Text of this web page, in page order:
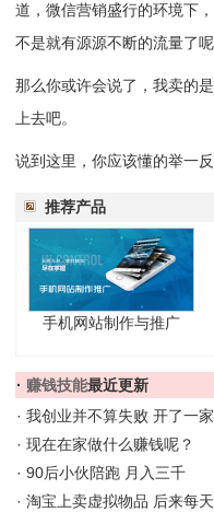
道，微信营销盛行的环境下
不是就有源源不断的流量了呢
那么你或许会说了，我卖的
上去吧。
说到这里，你应该懂的举一
推荐产品
手机网站制作与推广
· 赚钱技能最近更新
· 我创业并不算失败 开了一
· 现在在家做什么赚钱呢？
· 90后小伙陪跑 月入三千
· 淘宝上卖虚拟物品 后来每